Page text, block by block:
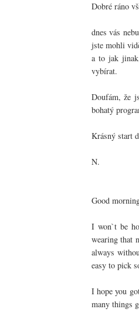
Dobré ráno
dnes vás
jste mohli
a to jak
vybírat.
Doufám, že
bohatý
Krásný start
N.
Good
I won`t be
wearing that
always
easy to pick
I hope you
many things